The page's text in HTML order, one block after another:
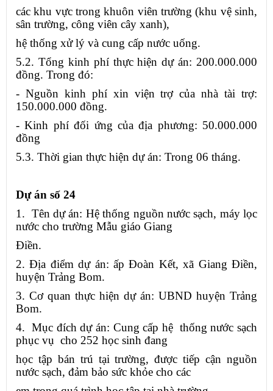
các khu vực trong khuôn viên trường (khu vệ sinh,
sân trường, công viên cây xanh),
hệ thống xử lý và cung cấp nước uống.
5.2. Tổng kinh phí thực hiện dự án: 200.000.000
đồng. Trong đó:
- Nguồn kinh phí xin viện trợ của nhà tài trợ:
150.000.000 đồng.
- Kinh phí đối ứng của địa phương: 50.000.000
đồng
5.3. Thời gian thực hiện dự án: Trong 06 tháng.
Dự án số 24
1. Tên dự án: Hệ thống nguồn nước sạch, máy lọc
nước cho trường Mẫu giáo Giang
Điền.
2. Địa điểm dự án: ấp Đoàn Kết, xã Giang Điền,
huyện Trảng Bom.
3. Cơ quan thực hiện dự án: UBND huyện Trảng
Bom.
4. Mục đích dự án: Cung cấp hệ thống nước sạch
phục vụ cho 252 học sinh đang
học tập bán trú tại trường, được tiếp cận nguồn
nước sạch, đảm bảo sức khỏe cho các